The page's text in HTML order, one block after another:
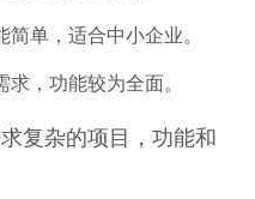
单，适合中小企业。
，功能较为全面。
复杂的项目，功能和